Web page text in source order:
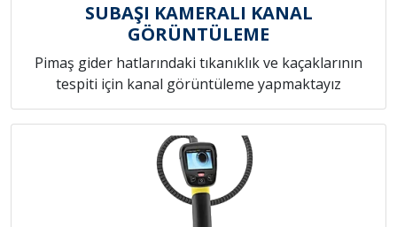
SUBAŞI KAMERALI KANAL
GÖRÜNTÜLEME
Pimaş gider hatlarındaki tıkanıklık ve kaçaklarının
tespiti için kanal görüntüleme yapmaktayız